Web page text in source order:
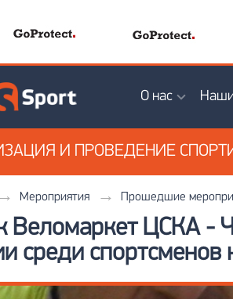
О нас
И ПРОВЕДЕНИЕ
Мероприятия Прошедшие
Веломаркет ЦСКА -
среди спортсменов